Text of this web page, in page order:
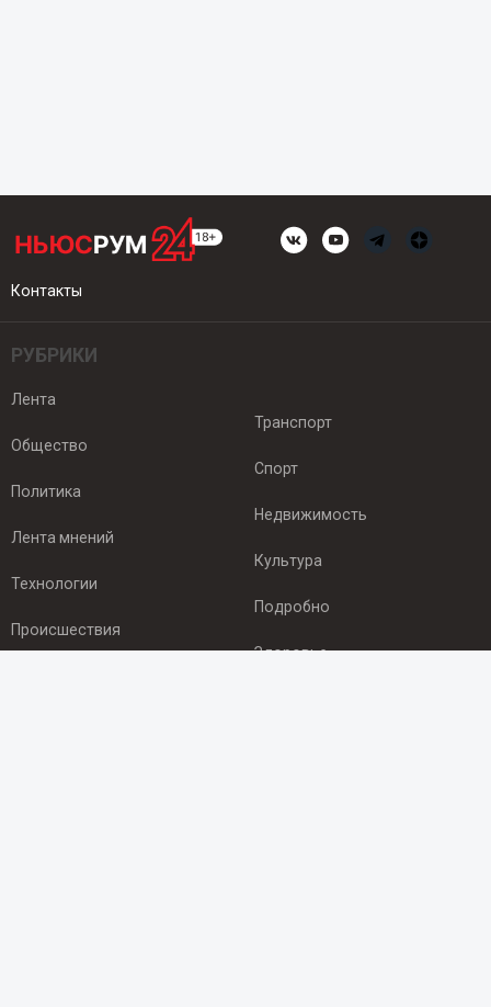
Контакты
РУБРИКИ
Лента
Общество
Политика
Лента мнений
Технологии
Происшествия
Транспорт
Спорт
Недвижимость
Культура
Подробно
Здоровье